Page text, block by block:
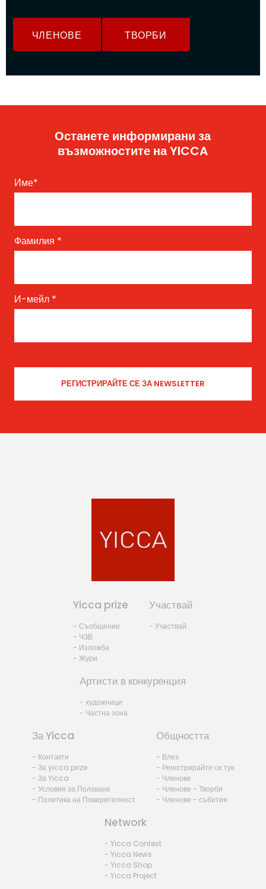
ЧЛЕНОВЕ ТВОРБИ
Останете информирани за
възможностите на YICCA
Име*
Фамилия *
И-мейл *
Yicca prize
- Съобщение
- ЧЗВ
- Изложба
- Жури
Участвай
- Участвай
Артисти в конкуренция
- художници
- Частна зона
За Yicca
- Контакти
- За yicca prize
- За Yicca
- Условия за Ползване
- Политика на Поверителност
Общността
- Влез
- Регистрирайте се тук
- Членове
- Членове - Творби
- Членове - събития
Network
- Yicca Contest
- Yicca News
- Yicca Shop
- Yicca Project